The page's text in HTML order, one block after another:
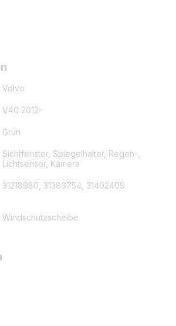
Volvo
V40 2012-
Grün
Sichtfenster, Spiegelhalter, Regen-,
Lichtsensor, Kamera
31218980, 31386754, 31402409
Windschutzscheibe